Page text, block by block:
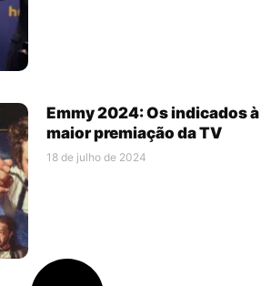
Emmy 2024: Os indicados à
maior premiação da TV
18 de julho de 2024